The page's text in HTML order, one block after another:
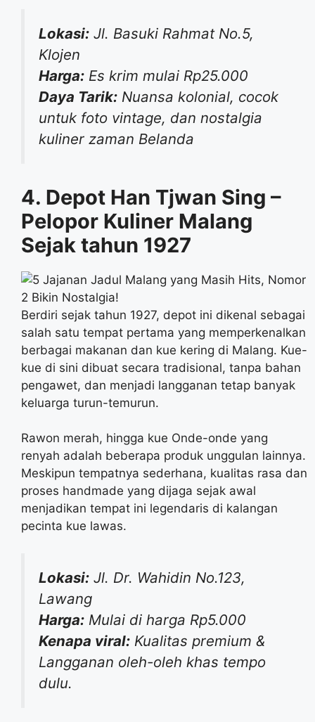
Lokasi: Jl. Basuki Rahmat No.5,
Klojen
Harga: Es krim mulai Rp25.000
Daya Tarik: Nuansa kolonial, cocok
untuk foto vintage, dan nostalgia
kuliner zaman Belanda
4. Depot Han Tjwan Sing –
Pelopor Kuliner Malang
Sejak tahun 1927
Berdiri sejak tahun 1927, depot ini dikenal sebagai
salah satu tempat pertama yang memperkenalkan
berbagai makanan dan kue kering di Malang. Kue-
kue di sini dibuat secara tradisional, tanpa bahan
pengawet, dan menjadi langganan tetap banyak
keluarga turun-temurun.
Rawon merah, hingga kue Onde-onde yang
renyah adalah beberapa produk unggulan lainnya.
Meskipun tempatnya sederhana, kualitas rasa dan
proses handmade yang dijaga sejak awal
menjadikan tempat ini legendaris di kalangan
pecinta kue lawas.
Lokasi: Jl. Dr. Wahidin No.123,
Lawang
Harga: Mulai di harga Rp5.000
Kenapa viral: Kualitas premium &
Langganan oleh-oleh khas tempo
dulu.